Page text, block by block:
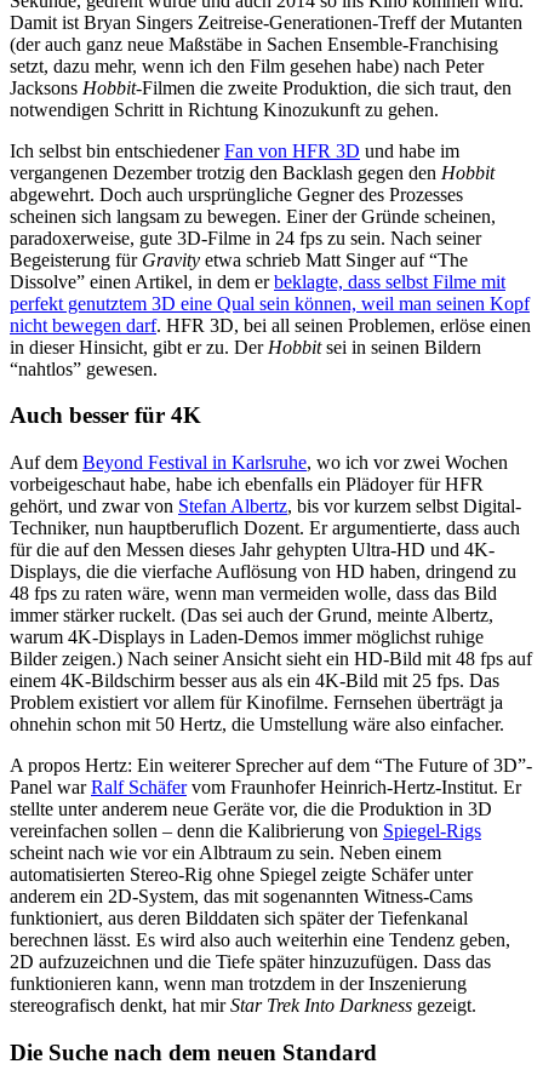
Damit ist Bryan Singers Zeitreise-Generationen-Treff der Mutanten
(der auch ganz neue Maßstäbe in Sachen Ensemble-Franchising
setzt, dazu mehr, wenn ich den Film gesehen habe) nach Peter
Jacksons Hobbit-Filmen die zweite Produktion, die sich traut, den
notwendigen Schritt in Richtung Kinozukunft zu gehen.
Ich selbst bin entschiedenerFan von HFR 3D und habe im
vergangenen Dezember trotzig den Backlash gegen den Hobbit
abgewehrt. Doch auch ursprüngliche Gegner des Prozesses
scheinen sich langsam zu bewegen. Einer der Gründe scheinen,
paradoxerweise, gute 3D-Filme in 24 fps zu sein. Nach seiner
Begeisterung für Gravity etwa schrieb Matt Singer auf “The
Dissolve” einen Artikel, in dem erbeklagte, dass selbst Filme mit
perfekt genutztem 3D eine Qual sein können, weil man seinen Kopf
nicht bewegen darf. HFR 3D, bei all seinen Problemen, erlöse einen
in dieser Hinsicht, gibt er zu. Der Hobbitsei in seinen Bildern
“nahtlos” gewesen.
Auch besser für 4K
Auf dem Beyond Festival in Karlsruhe, wo ich vor zwei Wochen
vorbeigeschaut habe, habe ich ebenfalls ein Plädoyer für HFR
gehört, und zwar von Stefan Albertz, bis vor kurzem selbst Digital-
Techniker, nun hauptberuflich Dozent. Er argumentierte, dass auch
für die auf den Messen dieses Jahr gehypten Ultra-HD und 4K-
Displays, die die vierfache Auflösung von HD haben, dringend zu
48 fps zu raten wäre, wenn man vermeiden wolle, dass das Bild
immer stärker ruckelt. (Das sei auch der Grund, meinte Albertz,
warum 4K-Displays in Laden-Demos immer möglichst ruhige
Bilder zeigen.) Nach seiner Ansicht sieht ein HD-Bild mit 48 fps auf
einem 4K-Bildschirm besser aus als ein 4K-Bild mit 25 fps. Das
Problem existiert vor allem für Kinofilme. Fernsehen überträgt ja
ohnehin schon mit 50 Hertz, die Umstellung wäre also einfacher.
A propos Hertz: Ein weiterer Sprecher auf dem “The Future of 3D”-
Panel warRalf Schäfervom Fraunhofer Heinrich-Hertz-Institut. Er
stellte unter anderem neue Geräte vor, die die Produktion in 3D
vereinfachen sollen – denn die Kalibrierung von Spiegel-Rigs
scheint nach wie vor ein Albtraum zu sein. Neben einem
automatisierten Stereo-Rig ohne Spiegel zeigte Schäfer unter
anderem ein 2D-System, das mit sogenannten Witness-Cams
funktioniert, aus deren Bilddaten sich später der Tiefenkanal
berechnen lässt. Es wird also auch weiterhin eine Tendenz geben,
2D aufzuzeichnen und die Tiefe später hinzuzufügen. Dass das
funktionieren kann, wenn man trotzdem in der Inszenierung
stereografisch denkt, hat mirStar Trek Into Darkness gezeigt.
Die Suche nach dem neuen Standard